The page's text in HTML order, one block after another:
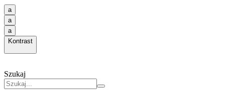
a
a
a
Kontrast
Szukaj